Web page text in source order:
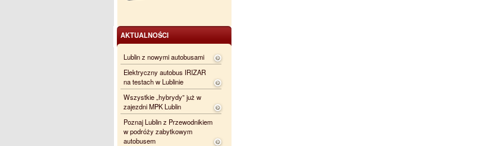
AKTUALNOŚCI
Lublin z nowymi autobusami
Elektryczny autobus IRIZAR
na testach w Lublinie
Wszystkie „hybrydy” już w
zajezdni MPK Lublin
Poznaj Lublin z Przewodnikiem
w podróży zabytkowym
autobusem